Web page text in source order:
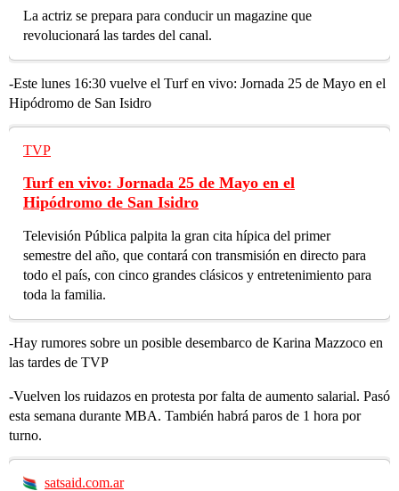
La actriz se prepara para conducir un magazine que
revolucionará las tardes del canal.
-Este lunes 16:30 vuelve el Turf en vivo: Jornada 25 de Mayo en el
Hipódromo de San Isidro
TVP
Turf en vivo: Jornada 25 de Mayo en el
Hipódromo de San Isidro
Televisión Pública palpita la gran cita hípica del primer
semestre del año, que contará con transmisión en directo para
todo el país, con cinco grandes clásicos y entretenimiento para
toda la familia.
-Hay rumores sobre un posible desembarco de Karina Mazzoco en
las tardes de TVP
-Vuelven los ruidazos en protesta por falta de aumento salarial. Pasó
esta semana durante MBA. También habrá paros de 1 hora por
turno.
satsaid.com.ar